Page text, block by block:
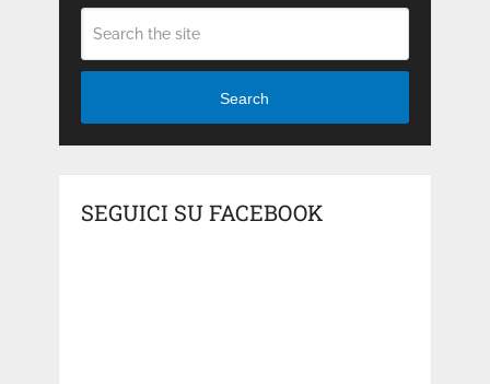
Search
SEGUICI SU FACEBOOK